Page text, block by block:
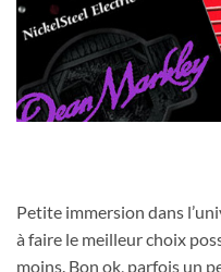
Petite immersion dans
à faire le meilleur choix
moins. Bon ok, parfois un